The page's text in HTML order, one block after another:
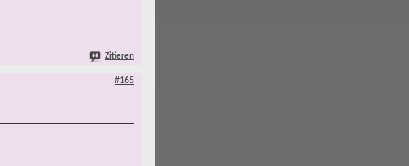
Zitieren
#165